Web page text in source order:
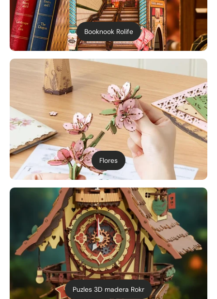
Booknook Rolife
Flores
Puzles 3D madera Rokr